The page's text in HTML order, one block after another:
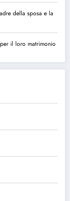
della sposa e la
il loro matrimonio